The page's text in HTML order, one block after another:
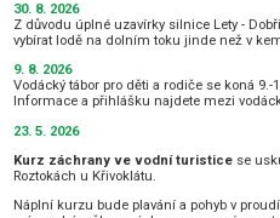
30. 8. 2026
Z důvodu úplné uzavírky silnice Lety -
vybírat lodě na dolním toku jinde než v
9. 8. 2026
Vodácký tábor pro děti a rodiče se koná
Informace a přihlášku najdete mezi
23. 5. 2026
Kurz záchrany ve vodní turistice se
Roztokách u Křivoklátu.
Náplní kurzu bude plavání a pohyb v